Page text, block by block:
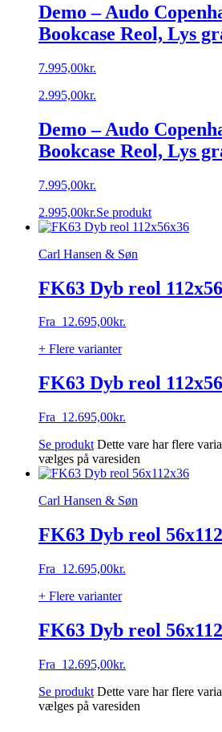
Demo – Audo
Bookcase Reol, Lys
7.995,00kr.
2.995,00kr.
Demo – Audo
Bookcase Reol, Lys
7.995,00kr.
2.995,00kr.Se produkt
Carl Hansen & Søn
FK63 Dyb reol
Fra 12.695,00kr.
+ Flere varianter
FK63 Dyb reol
Fra 12.695,00kr.
Se produkt Dette vare har flere
vælges på varesiden
Carl Hansen & Søn
FK63 Dyb reol
Fra 12.695,00kr.
+ Flere varianter
FK63 Dyb reol
Fra 12.695,00kr.
Se produkt Dette vare har flere
vælges på varesiden